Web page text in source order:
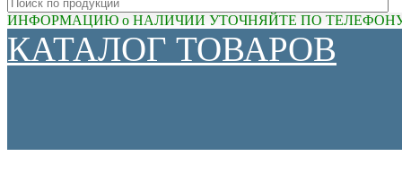
ИНФОРМАЦИЮ о НАЛИЧИИ УТОЧНЯЙТЕ ПО ТЕЛЕФОНУ
КАТАЛОГ ТОВАРОВ